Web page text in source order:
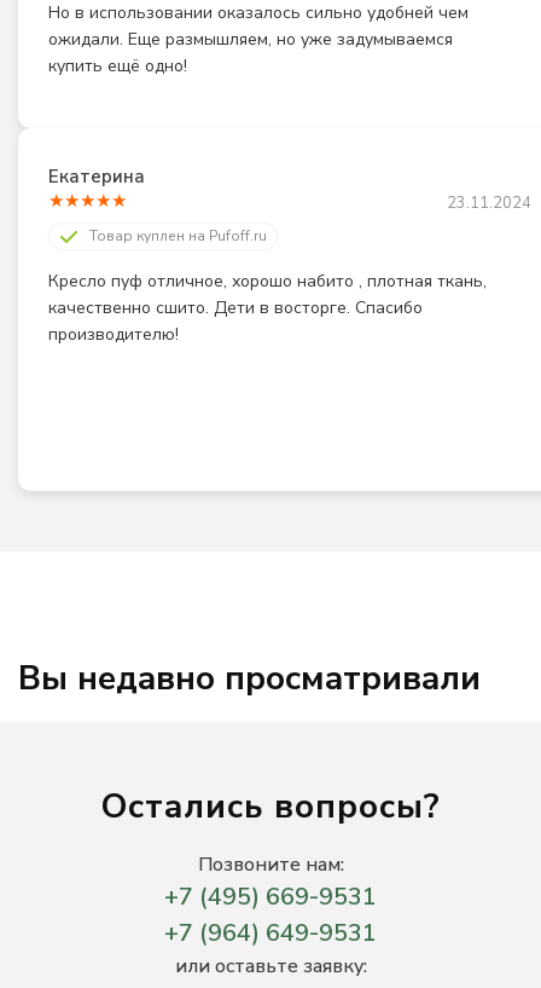
Но в использовании оказалось сильно удобней чем
ожидали. Еще размышляем, но уже задумываемся
купить ещё одно!
Екатерина
23.11.2024
★★★★★
Товар куплен на Pufoff.ru
Кресло пуф отличное, хорошо набито , плотная ткань,
качественно сшито. Дети в восторге. Спасибо
производителю!
Вы недавно просматривали
Остались вопросы?
Позвоните нам:
+7 (495) 669-9531
+7 (964) 649-9531
или оставьте заявку: